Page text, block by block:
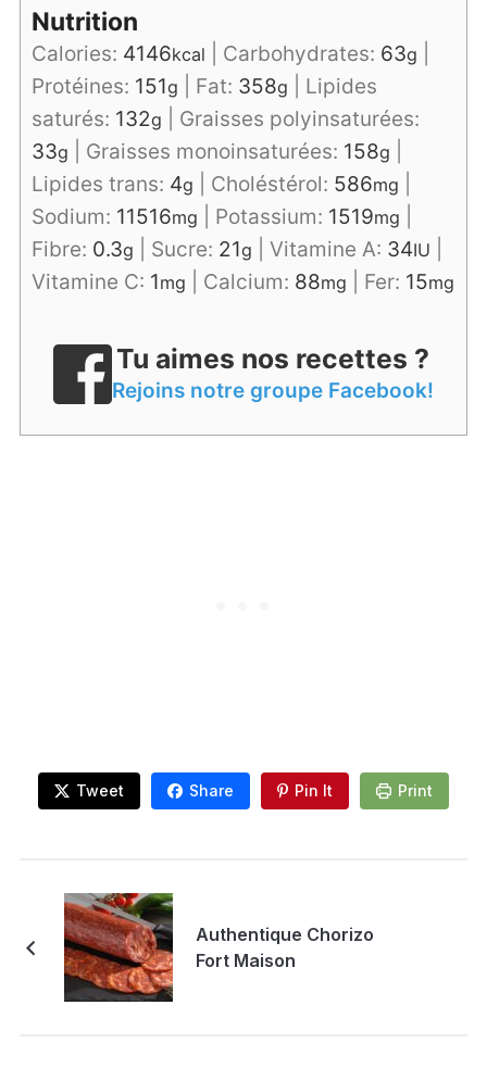
Nutrition
Calories: 4146kcal Carbohydrates: 63g
Protéines: 151g Fat: 358g
Lipides
saturés: 132g
Graisses polyinsaturées:
33g Graisses monoinsaturées: 158g
Lipides trans: 4g Choléstérol: 586mg
Sodium: 11516mg Potassium: 1519mg
Fibre: 0.3g Sucre: 21g Vitamine A: 34IU
Vitamine C: 1mg Calcium: 88mg Fer: 15mg
Tu aimes nos recettes ?
Rejoins notre groupe Facebook!
Tweet Share Pin It Print
Authentique Chorizo
Fort Maison